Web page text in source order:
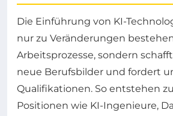
Die Einführung von KI-
nur zu Veränderungen
Arbeitsprozesse, sondern
neue Berufsbilder und fordert
Qualifikationen. So entstehen
Positionen wie KI-Ingenieure,